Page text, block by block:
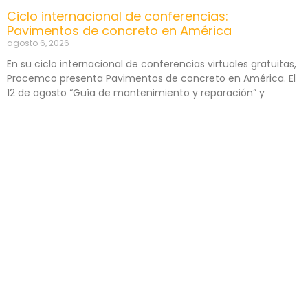
Ciclo internacional de conferencias:
Pavimentos de concreto en América
agosto 6, 2026
En su ciclo internacional de conferencias virtuales gratuitas,
Procemco presenta Pavimentos de concreto en América. El
12 de agosto “Guía de mantenimiento y reparación” y